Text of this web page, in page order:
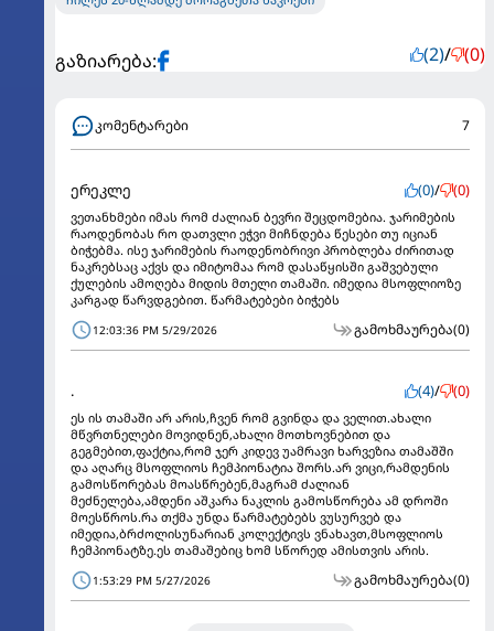
გაზიარება: (2)/ (0)
კომენტარები 7
ერეკლე (0)/ (0)
ვეთანხმები იმას რომ ძალიან ბევრი შეცდომებია. ჯარიმების
რაოდენობას რო დათვლი ეჭვი მიჩნდება წესები თუ იციან
ბიჭებმა. ისე ჯარიმების რაოდენობრივი პრობლება ძირითად
ნაკრებსაც აქვს და იმიტომაა რომ დასაწყისში გაშვებული
ქულების ამოღება მიდის მთელი თამაში. იმედია მსოფლიოზე
კარგად წარვდგებით. წარმატებები ბიჭებს
12:03:36 PM 5/29/2026 გამოხმაურება(0)
. (4)/ (0)
ეს ის თამაში არ არის,ჩვენ რომ გვინდა და ველით.ახალი
მწვრთნელები მოვიდნენ,ახალი მოთხოვნებით და
გეგმებით,ფაქტია,რომ ჯერ კიდევ უამრავი ხარვეზია თამაშში
და აღარც მსოფლიოს ჩემპიონატია შორს.არ ვიცი,რამდენის
გამოსწორებას მოასწრებენ,მაგრამ ძალიან
მეძნელება,ამდენი აშკარა ნაკლის გამოსწორება ამ დროში
მოესწროს.რა თქმა უნდა წარმატებებს ვუსურვებ და
იმედია,ბრძოლისუნარიან კოლექტივს ვნახავთ,მსოფლიოს
ჩემპიონატზე.ეს თამაშებიც ხომ სწორედ ამისთვის არის.
1:53:29 PM 5/27/2026 გამოხმაურება(0)